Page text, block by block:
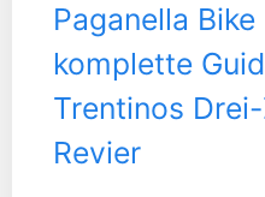
Paganella
komplette
Trentinos
Revier